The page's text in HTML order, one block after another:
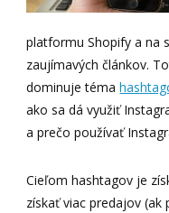
platformu Shopify a na
zaujímavých článkov.
dominuje téma
ako sa dá využiť
a prečo používať
Cieľom hashtagov je
získať viac predajov